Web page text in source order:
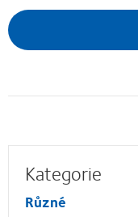
Kategorie
Různé